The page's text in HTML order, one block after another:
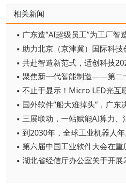
相关新闻
▪ 广东造“AI超级员工”为工厂智
▪ 国外软件“船大难掉头”，广东
▪ 第六届中国工业软件大会在重